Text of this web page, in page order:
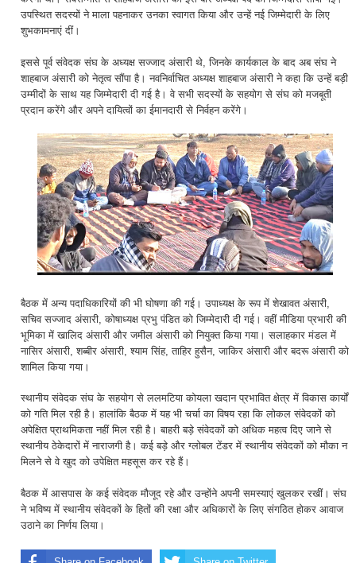
उपस्थित सदस्यों ने माला पहनाकर उनका स्वागत किया और उन्हें नई जिम्मेदारी के लिए
शुभकामनाएं दीं।
इससे पूर्व संवेदक संघ के अध्यक्ष सज्जाद अंसारी थे, जिनके कार्यकाल के बाद अब संघ ने
शाहबाज अंसारी को नेतृत्व सौंपा है। नवनिर्वाचित अध्यक्ष शाहबाज अंसारी ने कहा कि उन्हें बड़ी
उम्मीदों के साथ यह जिम्मेदारी दी गई है। वे सभी सदस्यों के सहयोग से संघ को मजबूती
प्रदान करेंगे और अपने दायित्वों का ईमानदारी से निर्वहन करेंगे।
बैठक में अन्य पदाधिकारियों की भी घोषणा की गई। उपाध्यक्ष के रूप में शेखावत अंसारी,
सचिव सज्जाद अंसारी, कोषाध्यक्ष प्रभु पंडित को जिम्मेदारी दी गई। वहीं मीडिया प्रभारी की
भूमिका में खालिद अंसारी और जमील अंसारी को नियुक्त किया गया। सलाहकार मंडल में
नासिर अंसारी, शब्बीर अंसारी, श्याम सिंह, ताहिर हुसैन, जाकिर अंसारी और बदरू अंसारी को
शामिल किया गया।
स्थानीय संवेदक संघ के सहयोग से ललमटिया कोयला खदान प्रभावित क्षेत्र में विकास कार्यों
को गति मिल रही है। हालांकि बैठक में यह भी चर्चा का विषय रहा कि लोकल संवेदकों को
अपेक्षित प्राथमिकता नहीं मिल रही है। बाहरी बड़े संवेदकों को अधिक महत्व दिए जाने से
स्थानीय ठेकेदारों में नाराजगी है। कई बड़े और ग्लोबल टेंडर में स्थानीय संवेदकों को मौका न
मिलने से वे खुद को उपेक्षित महसूस कर रहे हैं।
बैठक में आसपास के कई संवेदक मौजूद रहे और उन्होंने अपनी समस्याएं खुलकर रखीं। संघ
ने भविष्य में स्थानीय संवेदकों के हितों की रक्षा और अधिकारों के लिए संगठित होकर आवाज
उठाने का निर्णय लिया।